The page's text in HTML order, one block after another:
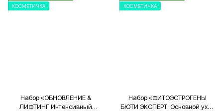
КОСМЕТИЧКА
Набор «ОБНОВЛЕНИЕ &
ЛИФТИНГ Интенсивный
КОСМЕТИЧКА
Набор «ФИТОЭСТРОГЕНЫ
БЮТИ ЭКСПЕРТ. Основной уход